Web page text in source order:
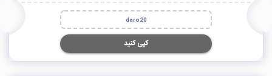
daro20
کپی کنید